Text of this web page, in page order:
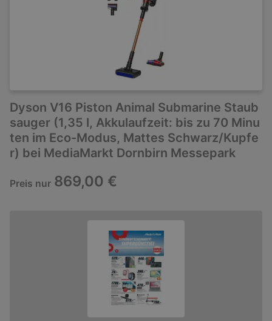
Dyson V16 Piston Animal Submarine Staub
sauger (1,35 l, Akkulaufzeit: bis zu 70 Minu
ten im Eco-Modus, Mattes Schwarz/Kupfe
r) bei MediaMarkt Dornbirn Messepark
Preis nur 869,00 €